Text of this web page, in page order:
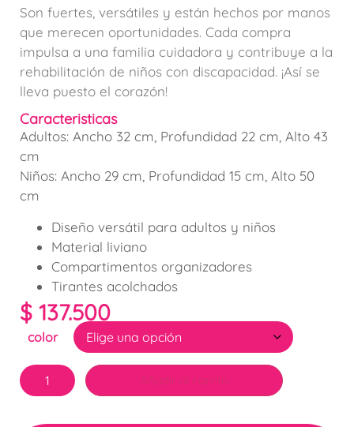
Son fuertes, versátiles y están hechos por manos
que merecen oportunidades. Cada compra
impulsa a una familia cuidadora y contribuye a la
rehabilitación de niños con discapacidad. ¡Así se
lleva puesto el corazón!
Caracteristicas
Adultos: Ancho 32 cm, Profundidad 22 cm, Alto 43
cm
Niños: Ancho 29 cm, Profundidad 15 cm, Alto 50
cm
Diseño versátil para adultos y niños
Material liviano
Compartimentos organizadores
Tirantes acolchados
$ 137.500
color
Añadir al carrito